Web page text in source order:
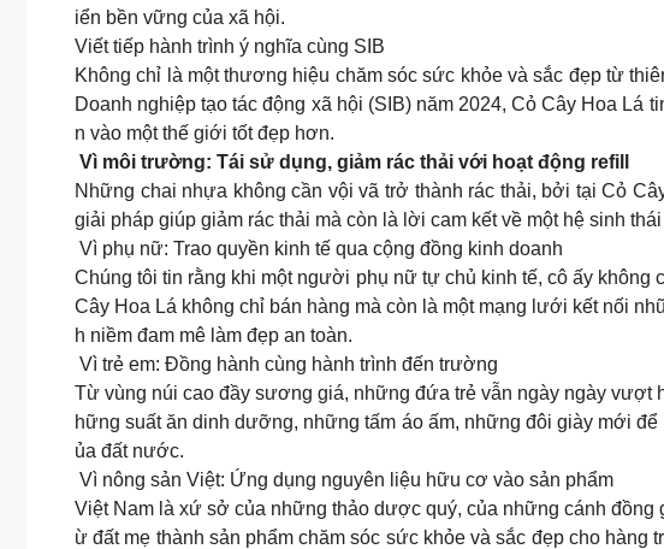
iển bền vững của xã hội.
Viết tiếp hành trình ý nghĩa cùng SIB
Không chỉ là một thương hiệu chăm sóc sức khỏe và sắc đẹp từ
Doanh nghiệp tạo tác động xã hội (SIB) năm 2024, Cỏ Cây Hoa
n vào một thế giới tốt đẹp hơn.
Vì môi trường: Tái sử dụng, giảm rác thải với hoạt động refill
Những chai nhựa không cần vội vã trở thành rác thải, bởi tại Cỏ
giải pháp giúp giảm rác thải mà còn là lời cam kết về một hệ sinh
Vì phụ nữ: Trao quyền kinh tế qua cộng đồng kinh doanh
Chúng tôi tin rằng khi một người phụ nữ tự chủ kinh tế, cô ấy
Cây Hoa Lá không chỉ bán hàng mà còn là một mạng lưới kết nối
h niềm đam mê làm đẹp an toàn.
Vì trẻ em: Đồng hành cùng hành trình đến trường
Từ vùng núi cao đầy sương giá, những đứa trẻ vẫn ngày ngày vượt
hững suất ăn dinh dưỡng, những tấm áo ấm, những đôi giày mới
ủa đất nước.
Vì nông sản Việt: Ứng dụng nguyên liệu hữu cơ vào sản phẩm
Việt Nam là xứ sở của những thảo dược quý, của những cánh
ừ đất mẹ thành sản phẩm chăm sóc sức khỏe và sắc đẹp cho